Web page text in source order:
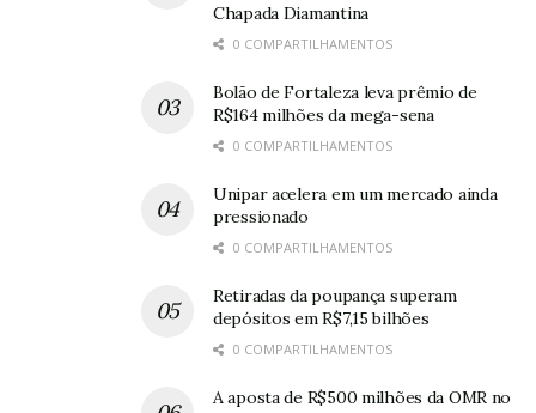
Chapada Diamantina
0 COMPARTILHAMENTOS
Bolão de Fortaleza leva prêmio de
R$164 milhões da mega-sena
0 COMPARTILHAMENTOS
Unipar acelera em um mercado ainda
pressionado
0 COMPARTILHAMENTOS
Retiradas da poupança superam
depósitos em R$7,15 bilhões
0 COMPARTILHAMENTOS
A aposta de R$500 milhões da OMR no